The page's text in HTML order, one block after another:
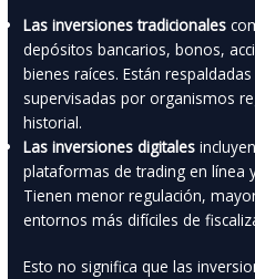
Las inversiones tradicionales
depósitos bancarios, bonos,
bienes raíces. Están
supervisadas por organismos
historial.
Las inversiones digitales
plataformas de trading en línea
Tienen menor regulación,
entornos más difíciles de
Esto no significa que las